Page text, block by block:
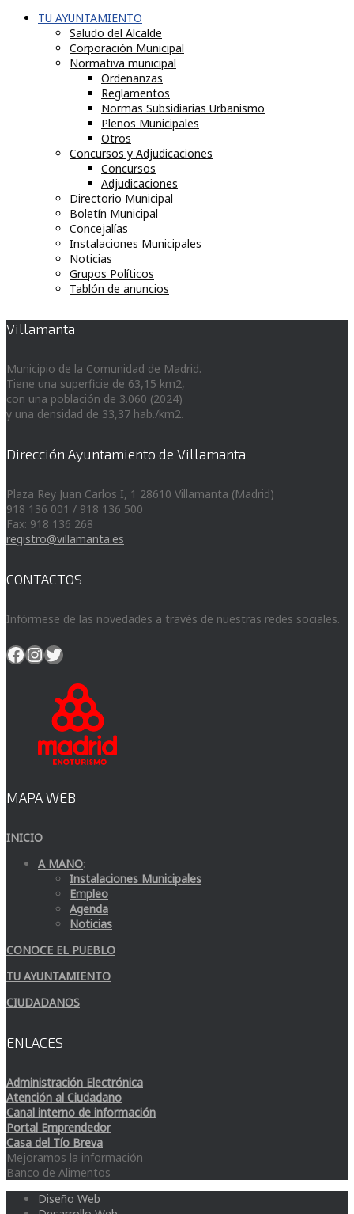
TU AYUNTAMIENTO
Saludo del Alcalde
Corporación Municipal
Normativa municipal
Ordenanzas
Reglamentos
Normas Subsidiarias Urbanismo
Plenos Municipales
Otros
Concursos y Adjudicaciones
Concursos
Adjudicaciones
Directorio Municipal
Boletín Municipal
Concejalías
Instalaciones Municipales
Noticias
Grupos Políticos
Tablón de anuncios
Villamanta
Municipio de la Comunidad de Madrid.
Tiene una superficie de 63,15 km2,
con una población de 3.060 (2024)
y una densidad de 33,37 hab./km2.
Dirección Ayuntamiento de Villamanta
Plaza Rey Juan Carlos I, 1 28610 Villamanta (Madrid)
918 136 001 / 918 136 500
Fax: 918 136 268
registro@villamanta.es
CONTACTOS
Infórmese de las novedades a través de nuestras redes sociales.
Facebook
Instagram
Twitter
MAPA WEB
INICIO
A MANO:
Instalaciones Municipales
Empleo
Agenda
Noticias
CONOCE EL PUEBLO
TU AYUNTAMIENTO
CIUDADANOS
ENLACES
Administración Electrónica
Atención al Ciudadano
Canal interno de información
Portal Emprendedor
Casa del Tío Breva
Mejoramos la información
Banco de Alimentos
Diseño Web